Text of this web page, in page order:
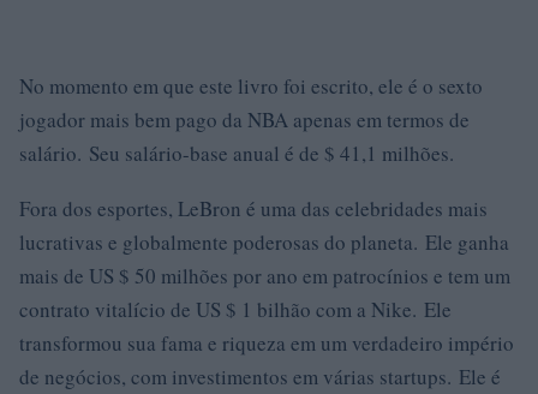
No momento em que este livro foi escrito, ele é o sexto
jogador mais bem pago da NBA apenas em termos de
salário. Seu salário-base anual é de $ 41,1 milhões.
Fora dos esportes, LeBron é uma das celebridades mais
lucrativas e globalmente poderosas do planeta. Ele ganha
mais de US $ 50 milhões por ano em patrocínios e tem um
contrato vitalício de US $ 1 bilhão com a Nike. Ele
transformou sua fama e riqueza em um verdadeiro império
de negócios, com investimentos em várias startups. Ele é